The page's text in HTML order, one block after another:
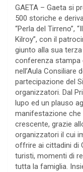
GAETA – Gaeta si
500 storiche e
“Perla del Tirreno”,
Kilroy”, con il
giunto alla sua
conferenza stampa
nell’Aula Consiliare
partecipazione del
organizzatori. Dal
lupo ed un plauso
manifestazione
crescente, grazie
organizzatori il cui
offrire ai cittadini di
turisti, momenti di
tutta la famiglia.